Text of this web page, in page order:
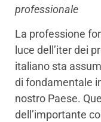
professionale
La professione
luce dell’iter dei
italiano sta
di fondamentale
nostro Paese.
dell’importante